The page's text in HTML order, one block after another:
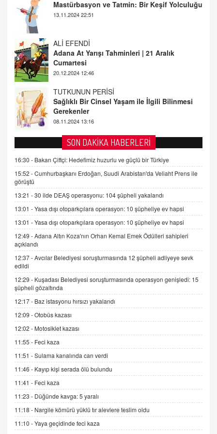
Adana At Yarışı Tahminleri | 21 Aralık
Cumartesi
TUTKUNUN PERİSİ
Sağlıklı Bir Cinsel Yaşam ile İlgili Bilinmesi
Gerekenler
08.11.2024 13:16
FARUK ÖNALAN
Tezkere Onaylanmasaydı…
2 Kasım 2021 Salı 00:11
AV. DOĞAN CAN DOĞAN
Kişisel verilerin korunması ve dijital hukukun
gelişimi
15.09.2025 16:17
SEHER EREK
Kış Ayları Geldi, Hangi Önlemler Alınmalı?
9.12.2025 10:11
İNCİ GÜL AKÖL
06.07.2026 13:00
ADEM AKÖL
Esed Destekçilerinin Yüzüne Vurulan Şamar:
Sednaya
11.12.2024 12:30
DR. EKREM ASLAN
Gerçek Ne, Algı Ne? "Beraber Yürüyoruz"
Cümlesinin Peşinden
19.07.2025 12:45
GÖNÜL MENEKŞE
Şifacının Yolu
04.11.2025 12:56
AV. RÜMEYSA ÖZKALE
SON DAKİKA HABERLERİ
16:30 - Bakan Çiftçi: Hedefimiz huzurlu ve güçlü bir Türkiye
15:52 -Cumhurbaşkanı Erdoğan, Suudi Arabistan'da Veliaht Prens ile
görüştü
13:21 -30 ilde DEAŞ operasyonu: 104 şüpheli yakalandı
13:01 -Yasa dışı otoparkçılara operasyon: 10 şüpheliye ev hapsi
13:01 -Yasa dışı otoparkçılara operasyon: 10 şüpheliye ev hapsi
12:49 -Adana Altın Koza'nın Orhan Kemal Emek Ödülleri sahipleri
açıklandı
12:37 -Avcılar Belediyesi soruşturmasında 12 şüpheli adliyeye sevk
edildi
12:29 - Kuşadası Belediyesi soruşturmasında operasyon genişledi: 15
şüpheli gözaltında
12:17 - Baz istasyonu hırsızı yakalandı
12:09 -Otobüs kazası
12:02 - Motosiklet kazası
11:55 - Feci kaza
11:51 -Sulama kanalında can verdi
11:46 - Kayıp kişi serada ölü bulundu
11:41 - Feci kaza
11:23 - Düğünde kavga: 5 yaralı
11:18 - Nargile kömürü yüklü tır alevlere teslim oldu
11:10 -Yaya geçidinde feci kaza